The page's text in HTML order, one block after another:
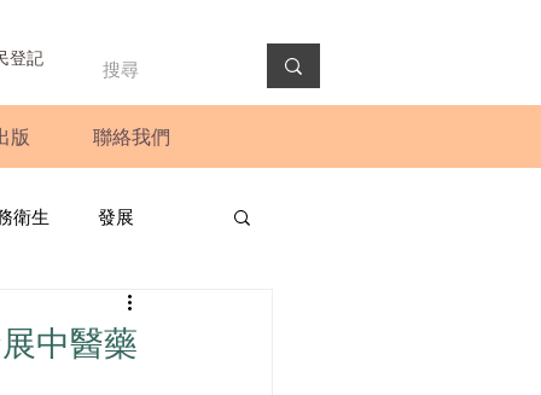
登記
版 聯絡我們
衛生 發展
圓桌會議
中醫藥